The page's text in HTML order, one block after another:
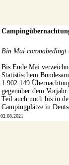
Bin Mai coronabedingt
Bis Ende Mai
Statistischem
1.902.149
gegenüber dem
Teil auch noch bis in
Campingplätze in
02.08.2021